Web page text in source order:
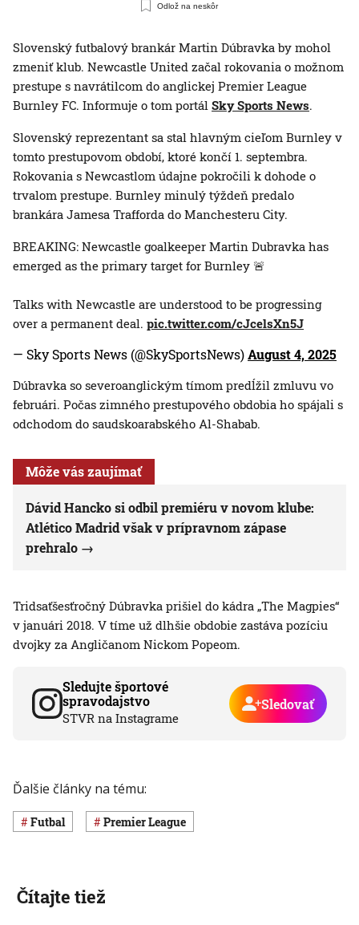
Odlož na neskôr
Slovenský futbalový brankár Martin Dúbravka by mohol
zmeniť klub. Newcastle United začal rokovania o možnom
prestupe s navrátilcom do anglickej Premier League
Burnley FC. Informuje o tom portál Sky Sports News.
Slovenský reprezentant sa stal hlavným cieľom Burnley v
tomto prestupovom období, ktoré končí 1. septembra.
Rokovania s Newcastlom údajne pokročili k dohode o
trvalom prestupe. Burnley minulý týždeň predalo
brankára Jamesa Trafforda do Manchesteru City.
BREAKING: Newcastle goalkeeper Martin Dubravka has
emerged as the primary target for Burnley 🚨
Talks with Newcastle are understood to be progressing
over a permanent deal. pic.twitter.com/cJcelsXn5J
— Sky Sports News (@SkySportsNews)August 4, 2025
Dúbravka so severoanglickým tímom predĺžil zmluvu vo
februári. Počas zimného prestupového obdobia ho spájali s
odchodom do saudskoarabského Al-Shabab.
Môže vás zaujímať
Dávid Hancko si odbil premiéru v novom klube:
Atlético Madrid však v prípravnom zápase
prehralo
Tridsaťšesťročný Dúbravka prišiel do kádra „The Magpies“
v januári 2018. V tíme už dlhšie obdobie zastáva pozíciu
dvojky za Angličanom Nickom Popeom.
Sledujte športové
spravodajstvo
STVR na Instagrame
Sledovať
Ďalšie články na tému:
Futbal Premier League
Čítajte tiež